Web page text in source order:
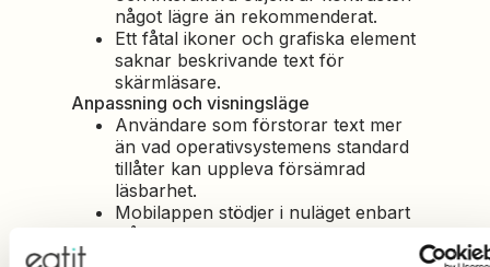
något lägre än rekommenderat.
Ett fåtal ikoner och grafiska element
saknar beskrivande text för
skärmläsare.
Anpassning och visningsläge
Användare som förstorar text mer
än vad operativsystemens standard
tillåter kan uppleva försämrad
läsbarhet.
Mobilappen stödjer i nuläget enbart
stående visningsläge.
Video och media